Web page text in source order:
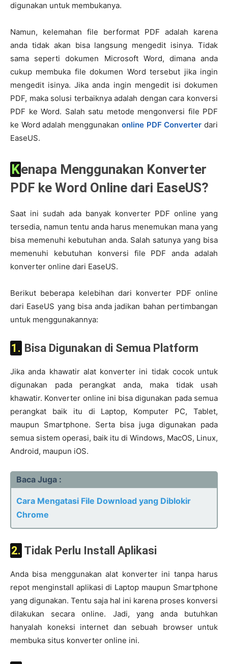
digunakan untuk membukanya.
Namun, kelemahan file berformat PDF adalah karena
anda tidak akan bisa langsung mengedit isinya. Tidak
sama seperti dokumen Microsoft Word, dimana anda
cukup membuka file dokumen Word tersebut jika ingin
mengedit isinya. Jika anda ingin mengedit isi dokumen
PDF, maka solusi terbaiknya adalah dengan cara konversi
PDF ke Word. Salah satu metode mengonversi file PDF
ke Word adalah menggunakan online PDF Converter dari
EaseUS.
Kenapa Menggunakan Konverter
PDF ke Word Online dari EaseUS?
Saat ini sudah ada banyak konverter PDF online yang
tersedia, namun tentu anda harus menemukan mana yang
bisa memenuhi kebutuhan anda. Salah satunya yang bisa
memenuhi kebutuhan konversi file PDF anda adalah
konverter online dari EaseUS.
Berikut beberapa kelebihan dari konverter PDF online
dari EaseUS yang bisa anda jadikan bahan pertimbangan
untuk menggunakannya:
1. Bisa Digunakan di Semua Platform
Jika anda khawatir alat konverter ini tidak cocok untuk
digunakan pada perangkat anda, maka tidak usah
khawatir. Konverter online ini bisa digunakan pada semua
perangkat baik itu di Laptop, Komputer PC, Tablet,
maupun Smartphone. Serta bisa juga digunakan pada
semua sistem operasi, baik itu di Windows, MacOS, Linux,
Android, maupun iOS.
Baca Juga :
Cara Mengatasi File Download yang Diblokir
Chrome
2. Tidak Perlu Install Aplikasi
Anda bisa menggunakan alat konverter ini tanpa harus
repot menginstall aplikasi di Laptop maupun Smartphone
yang digunakan. Tentu saja hal ini karena proses konversi
dilakukan secara online. Jadi, yang anda butuhkan
hanyalah koneksi internet dan sebuah browser untuk
membuka situs konverter online ini.